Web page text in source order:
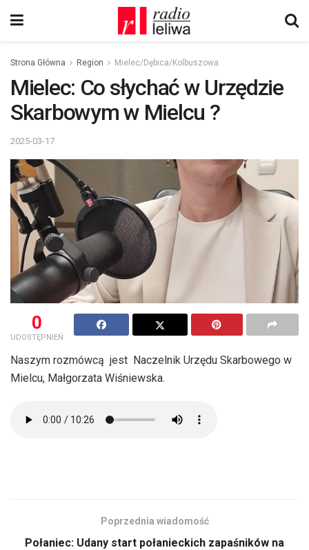
Strona Główna Region Mielec/Dębica/Kolbuszowa
Mielec: Co słychać w Urzędzie
Skarbowym w Mielcu ?
2025-03-17
0
UDOSTĘPNIEŃ
Naszym rozmówcą jest Naczelnik Urzędu Skarbowego w
Mielcu, Małgorzata Wiśniewska.
Poprzednia wiadomość
Połaniec: Udany start połanieckich zapaśników na